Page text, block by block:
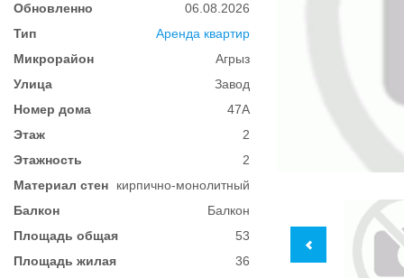
Обновленно
06.08.2026
Тип
Аренда квартир
Микрорайон
Агрыз
Улица
Завод
Номер дома
47А
Этаж
2
Этажность
2
Материал стен
кирпично-монолитный
Балкон
Балкон
Площадь общая
53
Площадь жилая
36